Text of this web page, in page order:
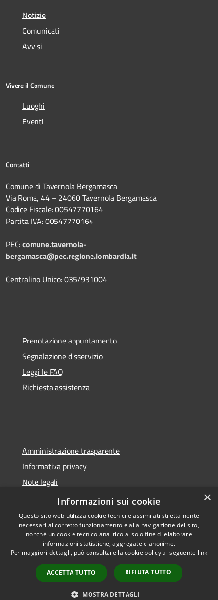
Notizie
Comunicati
Avvisi
Vivere il Comune
Luoghi
Eventi
Contatti
Comune di Tavernola Bergamasca
Via Roma, 44 – 24060 Tavernola Bergamasca
Codice Fiscale: 00547770164
Partita IVA: 00547770164
PEC:comune.tavernola-
bergamasca@pec.regione.lombardia.it
Centralino Unico: 035/931004
Prenotazione appuntamento
Segnalazione disservizio
Leggi le FAQ
Richiesta assistenza
Amministrazione trasparente
Informativa privacy
Note legali
Dichiarazione di accessibilità
Accessibilità
Copyright © 2026 • Comune di
Tavernola Bergamasca •
Powered byMunicipium
Accesso redazione
×
Informazioni sui cookie
Questo sito web utilizza cookie tecnici e assimilati strettamente
necessari al corretto funzionamento e alla navigazione del sito,
nonché un cookie tecnico analitico al solo fine di elaborare
informazioni statistiche, aggregate e anonime.
Per maggiori dettagli, può consultare la cookie policy al seguente link
ACCETTA TUTTO RIFIUTA TUTTO
MOSTRA DETTAGLI